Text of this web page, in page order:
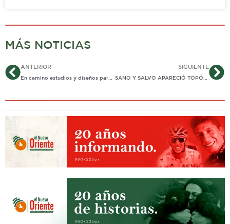
MÁS NOTICIAS
AntANTERIOR
En camino estudios y diseños para interconexión de Casanare y Boyacá por Labranzagrande
SIGUIENTE
SANO Y SALVO APARECIÓ TOPÓGRAFO PERDIDO DESDE ANOCHE EN ZONA RURAL DE MANÍ